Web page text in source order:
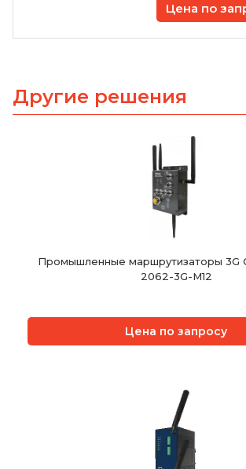
Цена по
Другие решения
Промышленные маршрутизаторы 3G
2062-3G-M12
Цена по запросу